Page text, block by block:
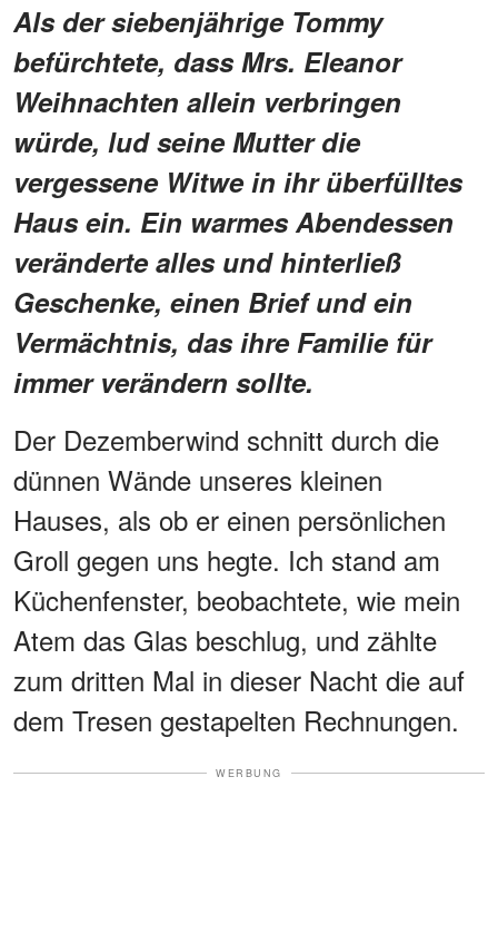
Als der siebenjährige Tommy
befürchtete, dass Mrs. Eleanor
Weihnachten allein verbringen
würde, lud seine Mutter die
vergessene Witwe in ihr überfülltes
Haus ein. Ein warmes Abendessen
veränderte alles und hinterließ
Geschenke, einen Brief und ein
Vermächtnis, das ihre Familie für
immer verändern sollte.
Der Dezemberwind schnitt durch die
dünnen Wände unseres kleinen
Hauses, als ob er einen persönlichen
Groll gegen uns hegte. Ich stand am
Küchenfenster, beobachtete, wie mein
Atem das Glas beschlug, und zählte
zum dritten Mal in dieser Nacht die auf
dem Tresen gestapelten Rechnungen.
WERBUNG